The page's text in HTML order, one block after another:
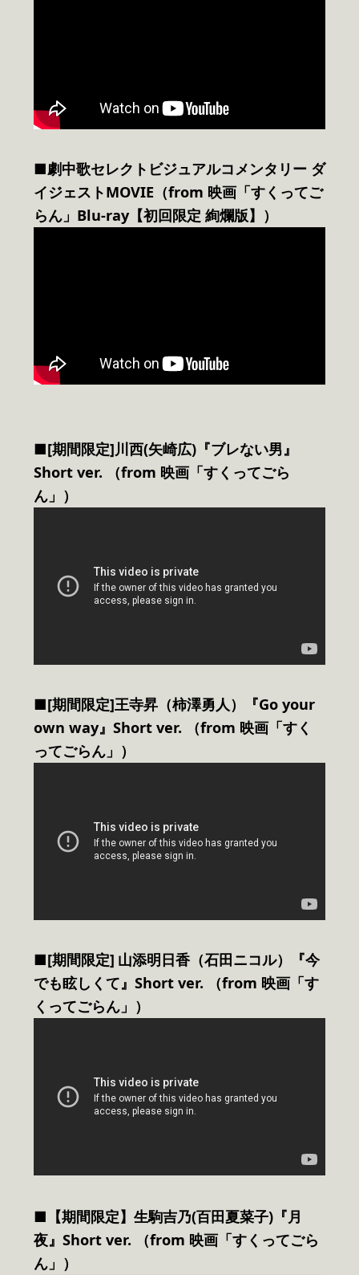
■劇中歌セレクトビジュアルコメンタリー ダ
イジェストMOVIE（from 映画「すくってご
らん」Blu-ray【初回限定 絢爛版】）
■[期間限定]川西(矢崎広)『ブレない男』
Short ver. （from 映画「すくってごら
ん」）
■[期間限定]王寺昇（柿澤勇人）『Go your
own way』Short ver. （from 映画「すく
ってごらん」）
■[期間限定] ⼭添明⽇⾹（石田ニコル）『今
でも眩しくて』Short ver. （from 映画「す
くってごらん」）
■【期間限定】⽣駒吉乃(百田夏菜子)『月
夜』Short ver. （from 映画「すくってごら
ん」）